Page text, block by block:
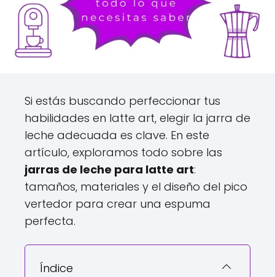
Si estás buscando perfeccionar tus
habilidades en latte art, elegir la jarra de
leche adecuada es clave. En este
artículo, exploramos todo sobre las
jarras de leche para latte art:
tamaños, materiales y el diseño del pico
vertedor para crear una espuma
perfecta.
Índice